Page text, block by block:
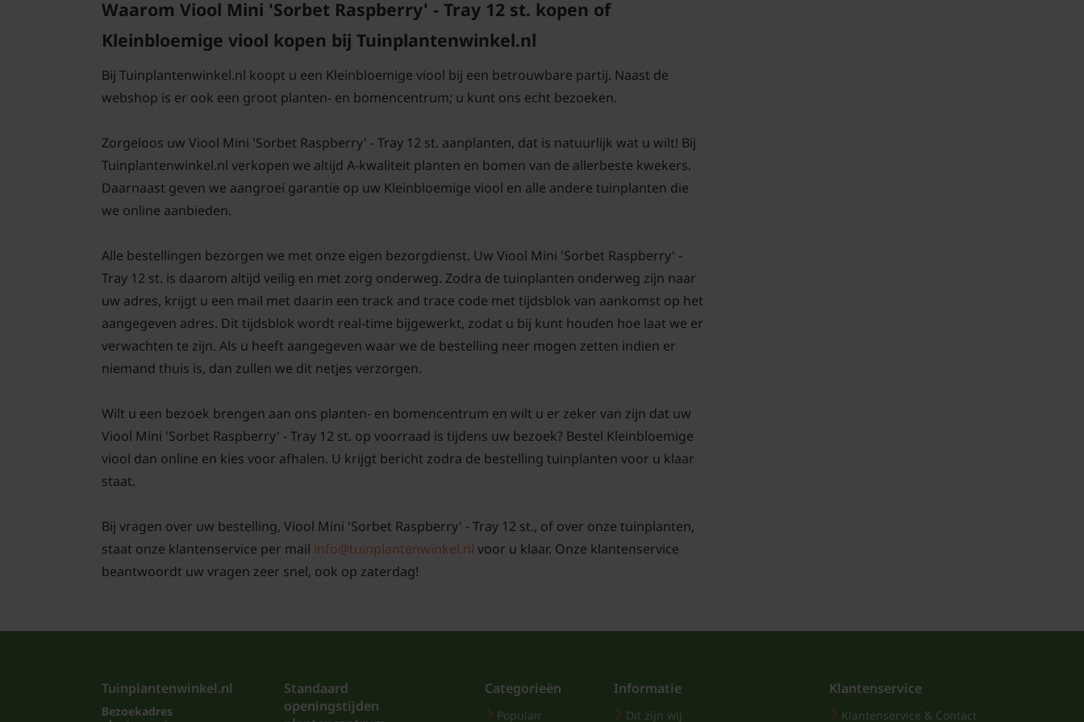
Waarom Viool Mini 'Sorbet Raspberry' - Tray 12 st. kopen of
Kleinbloemige viool kopen bij Tuinplantenwinkel.nl
Bij Tuinplantenwinkel.nl koopt u een Kleinbloemige viool bij een betrouwbare partij. Naast de
webshop is er ook een groot planten- en bomencentrum; u kunt ons echt bezoeken.
Zorgeloos uw Viool Mini 'Sorbet Raspberry' - Tray 12 st. aanplanten, dat is natuurlijk wat u wilt! Bij
Tuinplantenwinkel.nl verkopen we altijd A-kwaliteit planten en bomen van de allerbeste kwekers.
Daarnaast geven we aangroei garantie op uw Kleinbloemige viool en alle andere tuinplanten die
we online aanbieden.
Alle bestellingen bezorgen we met onze eigen bezorgdienst. Uw Viool Mini 'Sorbet Raspberry' -
Tray 12 st. is daarom altijd veilig en met zorg onderweg. Zodra de tuinplanten onderweg zijn naar
uw adres, krijgt u een mail met daarin een track and trace code met tijdsblok van aankomst op het
aangegeven adres. Dit tijdsblok wordt real-time bijgewerkt, zodat u bij kunt houden hoe laat we er
verwachten te zijn. Als u heeft aangegeven waar we de bestelling neer mogen zetten indien er
niemand thuis is, dan zullen we dit netjes verzorgen.
Wilt u een bezoek brengen aan ons planten- en bomencentrum en wilt u er zeker van zijn dat uw
Viool Mini 'Sorbet Raspberry' - Tray 12 st. op voorraad is tijdens uw bezoek? Bestel Kleinbloemige
viool dan online en kies voor afhalen. U krijgt bericht zodra de bestelling tuinplanten voor u klaar
staat.
Bij vragen over uw bestelling, Viool Mini 'Sorbet Raspberry' - Tray 12 st., of over onze tuinplanten,
staat onze klantenservice per mail info@tuinplantenwinkel.nl voor u klaar. Onze klantenservice
beantwoordt uw vragen zeer snel, ook op zaterdag!
Tuinplantenwinkel.nl
Bezoekadres
Standaard
openingstijden
Categorieën
Populair
Informatie
Dit zijn wij
Klantenservice
Klantenservice & Contact